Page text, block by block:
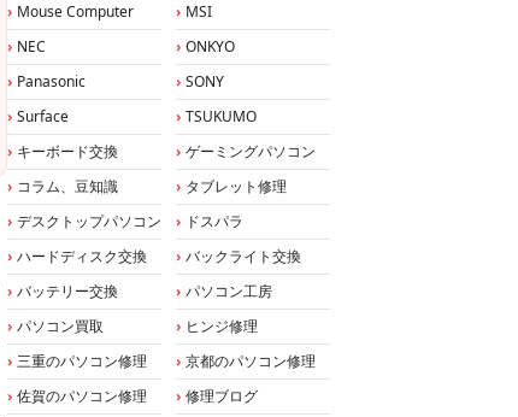
Mouse Computer
MSI
NEC
ONKYO
Panasonic
SONY
Surface
TSUKUMO
キーボード交換
ゲーミングパソコン
コラム、豆知識
タブレット修理
デスクトップパソコン
ドスパラ
ハードディスク交換
バックライト交換
バッテリー交換
パソコン工房
パソコン買取
ヒンジ修理
三重のパソコン修理
京都のパソコン修理
佐賀のパソコン修理
修理ブログ